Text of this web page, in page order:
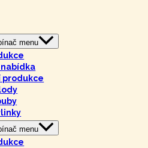
menu
nabídka
produkce
menu